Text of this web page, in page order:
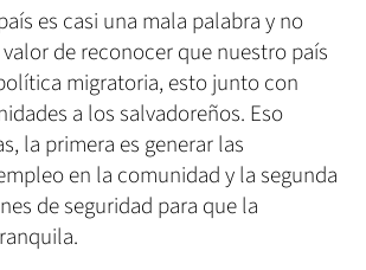
es casi una mala palabra y no
de reconocer que nuestro país
migratoria, esto junto con
a los salvadoreños. Eso
la primera es generar las
en la comunidad y la segunda
de seguridad para que la